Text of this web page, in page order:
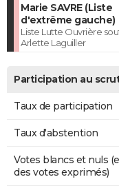
Marie SAVRE (Liste
d'extrême gauche)
Liste Lutte Ouvrière
Arlette Laguiller
Participation au
Taux de participation
Taux d'abstention
Votes blancs et nuls
des votes exprimés)